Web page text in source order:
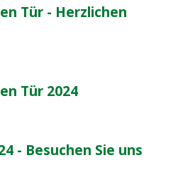
Tür - Herzlichen
Tür 2024
- Besuchen Sie uns